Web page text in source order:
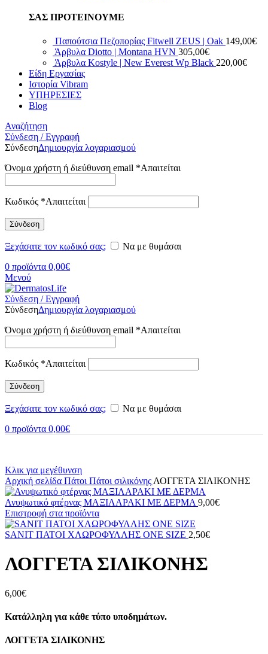
ΣΑΣ ΠΡΟΤΕΙΝΟΥΜΕ
Παπούτσια Πεζοπορίας Fitwell ZEUS | Oak 149,00€
Άρβυλα Diotto | Montana HVN 305,00€
Άρβυλα Kostyle | New Everest Wp Black 220,00€
Είδη Εργασίας
Ιστορία Vibram
ΥΠΗΡΕΣΙΕΣ
Blog
Αναζήτηση
Σύνδεση / Εγγραφή
ΣύνδεσηΔημιουργία λογαριασμού
Όνομα χρήστη ή διεύθυνση email *Απαιτείται
Κωδικός *Απαιτείται
Σύνδεση
Ξεχάσατε τον κωδικό σας;
Να με θυμάσαι
0 προϊόντα 0,00€
Μενού
Σύνδεση / Εγγραφή
ΣύνδεσηΔημιουργία λογαριασμού
Όνομα χρήστη ή διεύθυνση email *Απαιτείται
Κωδικός *Απαιτείται
Σύνδεση
Ξεχάσατε τον κωδικό σας;
Να με θυμάσαι
0 προϊόντα 0,00€
Κλικ για μεγέθυνση
Αρχική σελίδα Πάτοι Πάτοι σιλικόνης ΛΟΓΓΕΤΑ ΣΙΛΙΚΟΝΗΣ
Ανυψωτικό φτέρνας ΜΑΞΙΛΑΡΑΚΙ ΜΕ ΔΕΡΜΑ 9,00€
Επιστροφή στα προϊόντα
SANIT ΠΑΤΟΙ ΧΛΩΡΟΦΥΛΛΗΣ ΟΝΕ SIZE 2,50€
ΛΟΓΓΕΤΑ ΣΙΛΙΚΟΝΗΣ
6,00€
Κατάλληλη για κάθε τύπο υποδημάτων.
ΛΟΓΓΕΤΑ ΣΙΛΙΚΟΝΗΣ